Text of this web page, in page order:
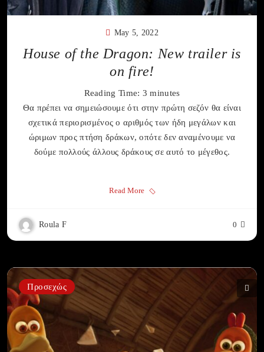
May 5, 2022
House of the Dragon: New trailer is
on fire!
Reading Time: 3 minutes
Θα πρέπει να σημειώσουμε ότι στην πρώτη σεζόν θα είναι
σχετικά περιορισμένος ο αριθμός των ήδη μεγάλων και
ώριμων προς πτήση δράκων, οπότε δεν αναμένουμε να
δούμε πολλούς άλλους δράκους σε αυτό το μέγεθος.
Read More
Roula F 0
Προσεχώς